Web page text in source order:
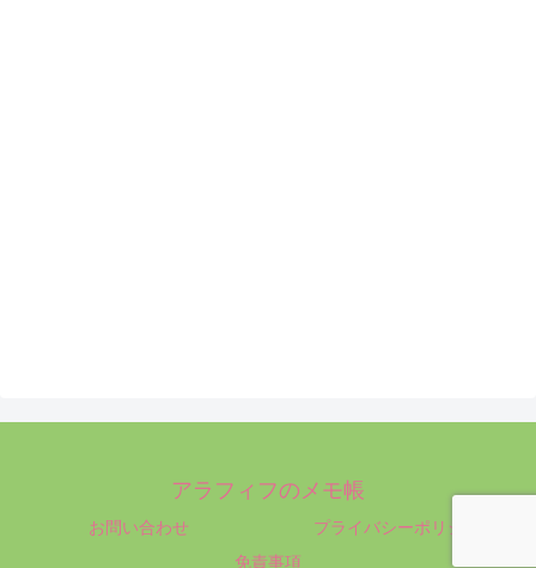
アラフィフのメモ帳
お問い合わせ
プライバシーポリシー
免責事項